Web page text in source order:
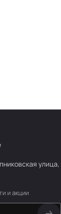
улица,
и акции